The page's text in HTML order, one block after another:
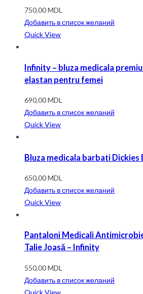
750,00MDL
Добавить в список желаний
Quick View
Infinity – bluza medicala
elastan pentru femei
690,00MDL
Добавить в список желаний
Quick View
Bluza medicala barbati Dickies
650,00MDL
Добавить в список желаний
Quick View
Pantaloni Medicali
Talie Joasă – Infinity
550,00MDL
Добавить в список желаний
Quick View